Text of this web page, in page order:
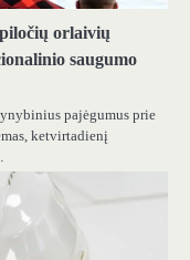
orlaivių
saugumo
pajėgumus prie
ketvirtadienį